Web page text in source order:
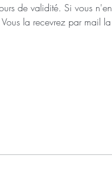
de validité. Si vous n'en
la recevrez par mail la